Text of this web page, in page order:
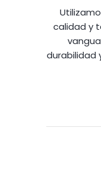
calidad y
durabilidad